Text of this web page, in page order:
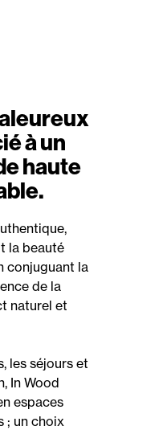
à un
haute
la beauté
conjuguant la
de la
naturel et
les séjours et
In Wood
espaces
; un choix